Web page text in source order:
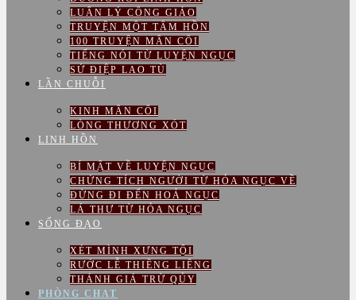
LUÂN LÝ CÔNG GIÁO
TRUYỆN MỘT TÂM HỒN
100 TRUYỆN MÂN CÔI
TIẾNG NÓI TỪ LUYỆN NGỤC
SỨ ĐIỆP LAO TÙ
LẦN CHUỖI
KINH MÂN CÔI
LÒNG THƯƠNG XÓT
LINH HỒN
BÍ MẬT VỀ LUYỆN NGỤC
CHỨNG TÍCH NGƯỜI TỪ HỎA NGỤC VỀ
ĐỪNG ĐI ĐẾN HOẢ NGỤC
LÁ THƯ TỪ HỎA NGỤC
SỐNG ĐẠO
XÉT MÌNH XƯNG TỘI
RƯỚC LỄ THIÊNG LIÊNG
THÁNH GIÁ TRỪ QỦY
PHÒNG CHAT